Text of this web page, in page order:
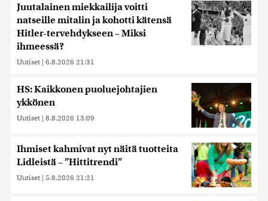
Juutalainen miekkailija voitti
natseille mitalin ja kohotti kätensä
Hitler-tervehdykseen – Miksi
ihmeessä?
Uutiset | 6.8.2026 21:31
HS: Kaikkonen puoluejohtajien
ykkönen
Uutiset | 8.8.2026 13:09
Ihmiset kahmivat nyt näitä tuotteita
Lidleistä – ”Hittitrendi”
Uutiset | 5.8.2026 21:21